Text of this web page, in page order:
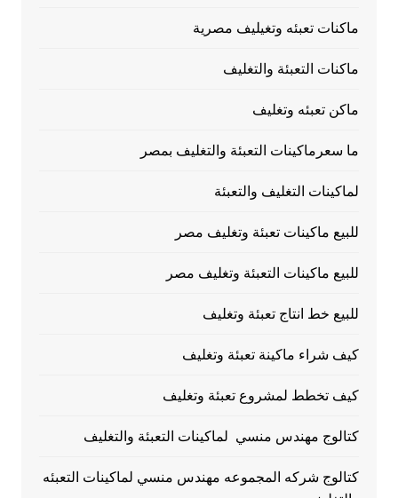
ماكنات تعبئه وتغيليف مصرية
ماكنات التعبئة والتغليف
ماكن تعبئه وتغليف
ما سعرماكينات التعبئة والتغليف بمصر
لماكينات التغليف والتعبئة
للبيع ماكينات تعبئة وتغليف مصر
للبيع ماكينات التعبئة وتغليف مصر
للبيع خط انتاج تعبئة وتغليف
كيف شراء ماكينة تعبئة وتغليف
كيف تخطط لمشروع تعبئة وتغليف
كتالوج مهندس منسي لماكينات التعبئة والتغليف
كتالوج شركه المجموعه مهندس منسي لماكينات التعبئه